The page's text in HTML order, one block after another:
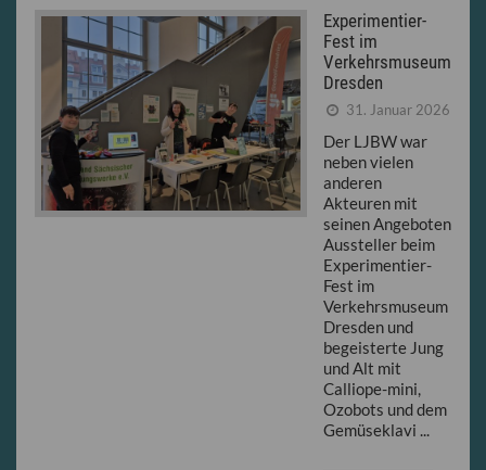
Experimentier-
Fest im
Verkehrsmuseum
Dresden
31. Januar 2026
Der LJBW war
neben vielen
anderen
Akteuren mit
seinen Angeboten
Aussteller beim
Experimentier-
Fest im
Verkehrsmuseum
Dresden und
begeisterte Jung
und Alt mit
Calliope-mini,
Ozobots und dem
Gemüseklavi ...